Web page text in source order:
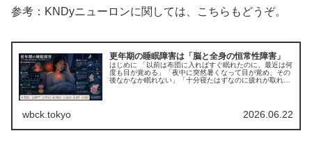
参考：KNDyニューロンに関しては、こちらもどうぞ。
更年期の睡眠障害は「脳と全身の恒常性障害」
はじめに 「以前は布団に入ればすぐ眠れたのに、最近は何
度も目が覚める」「夜中に突然暑くなって目が覚め、その
後なかなか眠れない」「十分寝たはずなのに疲れが取れな
wbck.tokyo 2026.06.22